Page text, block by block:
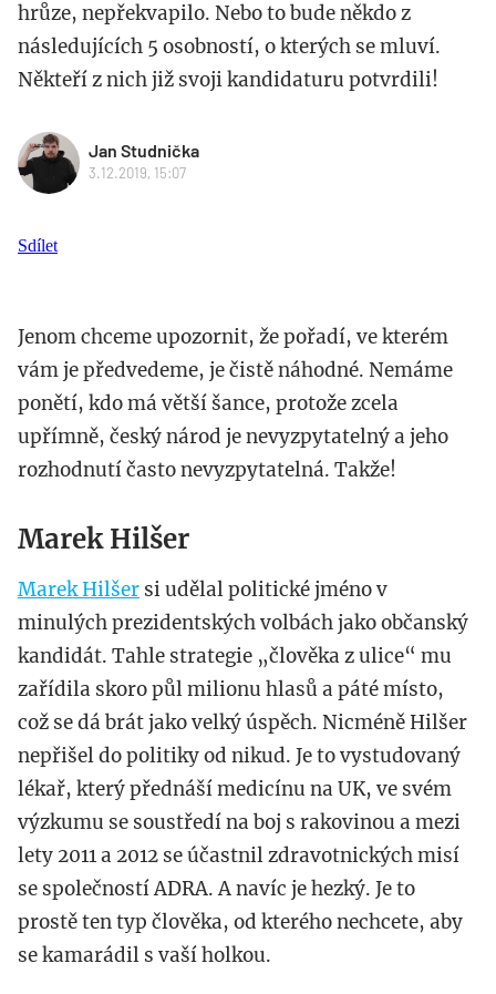
hrůze, nepřekvapilo. Nebo to bude někdo z
následujících 5 osobností, o kterých se mluví.
Někteří z nich již svoji kandidaturu potvrdili!
Jan Studnička
3.12.2019, 15:07
Sdílet
Jenom chceme upozornit, že pořadí, ve kterém
vám je předvedeme, je čistě náhodné. Nemáme
ponětí, kdo má větší šance, protože zcela
upřímně, český národ je nevyzpytatelný a jeho
rozhodnutí často nevyzpytatelná. Takže!
Marek Hilšer
Marek Hilšer si udělal politické jméno v
minulých prezidentských volbách jako občanský
kandidát. Tahle strategie „člověka z ulice“ mu
zařídila skoro půl milionu hlasů a páté místo,
což se dá brát jako velký úspěch. Nicméně Hilšer
nepřišel do politiky od nikud. Je to vystudovaný
lékař, který přednáší medicínu na UK, ve svém
výzkumu se soustředí na boj s rakovinou a mezi
lety 2011 a 2012 se účastnil zdravotnických misí
se společností ADRA. A navíc je hezký. Je to
prostě ten typ člověka, od kterého nechcete, aby
se kamarádil s vaší holkou.